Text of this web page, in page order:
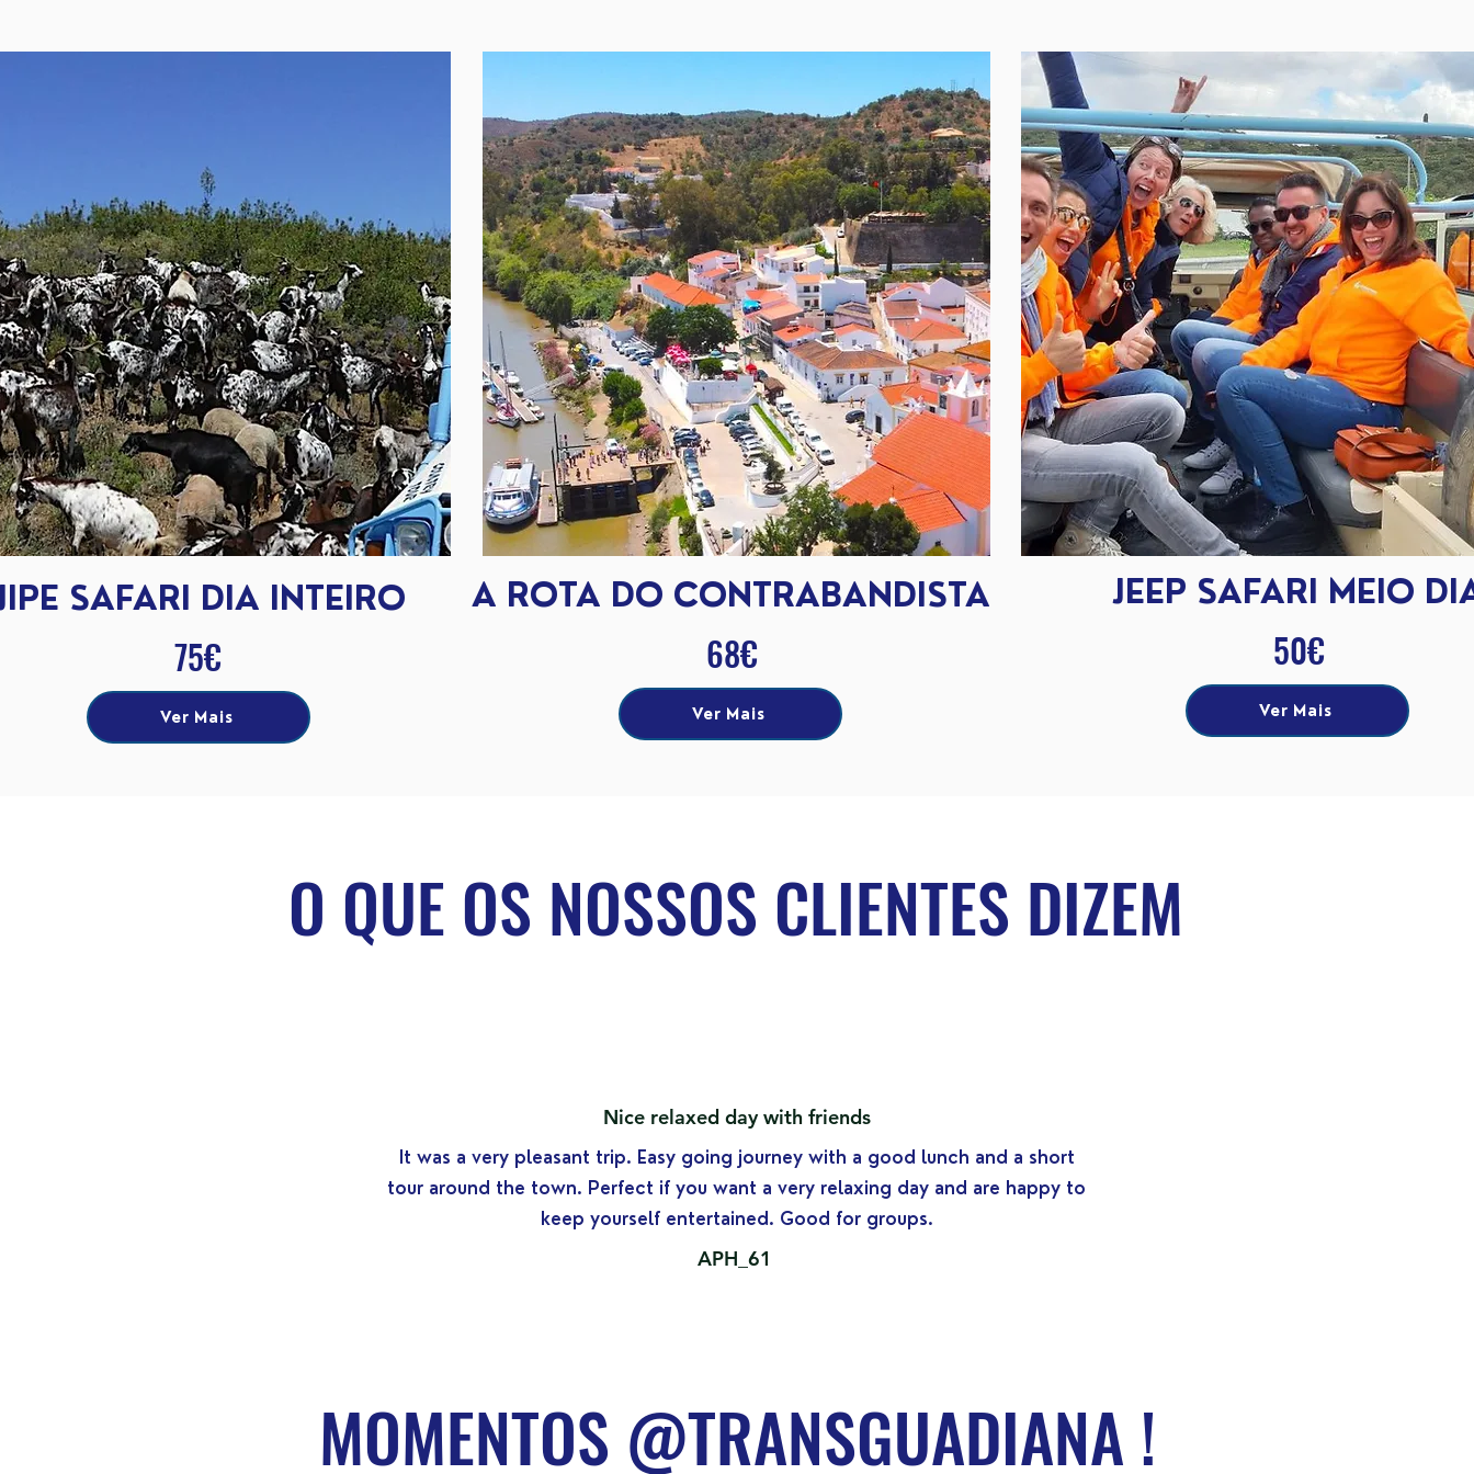
SAFARI DIA INTEIRO A ROTA DO CONTRABANDISTA JEEP SAFARI MEIO
75€
Ver Mais
68€
Ver Mais
50€
Ver Mais
O QUE OS NOSSOS CLIENTES DIZEM
Nice relaxed day with friends
It was a very pleasant trip. Easy going journey with a good lunch and a short
tour around the town. Perfect if you want a very relaxing day and are happy to
keep yourself entertained. Good for groups.
APH_61
MOMENTOS @TRANSGUADIANA !